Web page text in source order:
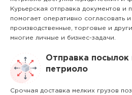
Курьерская отправка документов и
помогает оперативно согласовать и
производственные, торговые и
многие личные и бизнес-задачи.
Отправка посылок
петриоло
Срочная доставка мелких грузов